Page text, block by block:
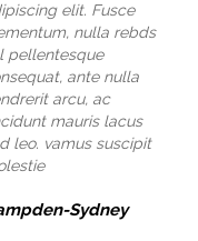
elit. Fusce
nulla rebds
pellentesque
ante nulla
arcu, ac
mauris lacus
leo. vamus suscipit
Sydney